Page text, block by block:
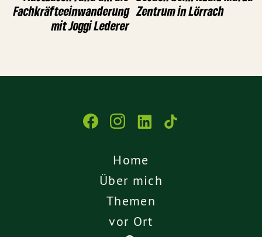
Fachkräfteeinwanderung
mit Joggi Lederer
Zentrum in Lörrach
Home
Über mich
Themen
vor Ort